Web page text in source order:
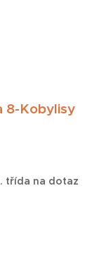
8-Kobylisy
třída na dotaz